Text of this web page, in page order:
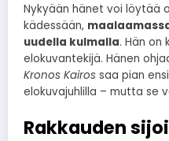
Nykyään hänet voi löytää
kädessään,
uudella kulmalla. Hän on
elokuvantekijä. Hänen
Kronos Kairos saa pian
elokuvajuhlilla – mutta se
Rakkauden